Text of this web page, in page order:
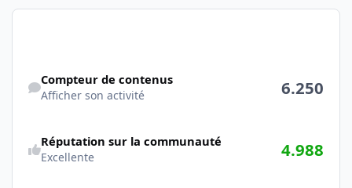
Compteur de contenus
Afficher son activité 6.250
Réputation sur la communauté
Excellente 4.988